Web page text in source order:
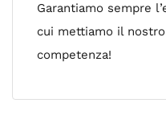
Garantiamo sempre
cui mettiamo il
competenza!